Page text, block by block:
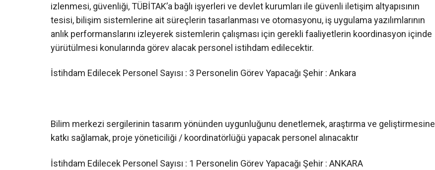
izlenmesi, güvenliği, TÜBİTAK’a bağlı işyerleri ve devlet kurumları ile güvenli iletişim altyapısının
tesisi, bilişim sistemlerine ait süreçlerin tasarlanması ve otomasyonu, iş uygulama yazılımlarının
anlık performanslarını izleyerek sistemlerin çalışması için gerekli faaliyetlerin koordinasyon içinde
yürütülmesi konularında görev alacak personel istihdam edilecektir.
İstihdam Edilecek Personel Sayısı : 3 Personelin Görev Yapacağı Şehir : Ankara
Bilim merkezi sergilerinin tasarım yönünden uygunluğunu denetlemek, araştırma ve geliştirmesine
katkı sağlamak, proje yöneticiliği / koordinatörlüğü yapacak personel alınacaktır
İstihdam Edilecek Personel Sayısı : 1 Personelin Görev Yapacağı Şehir : ANKARA